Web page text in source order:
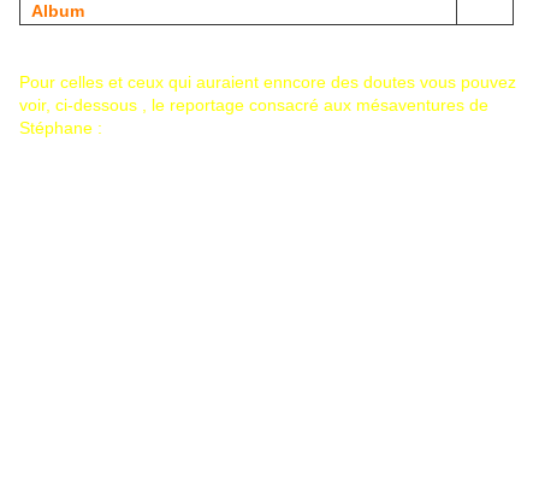
Album
Pour celles et ceux qui auraient enncore des doutes vous pouvez
voir, ci-dessous , le reportage consacré aux mésaventures de
Stéphane :